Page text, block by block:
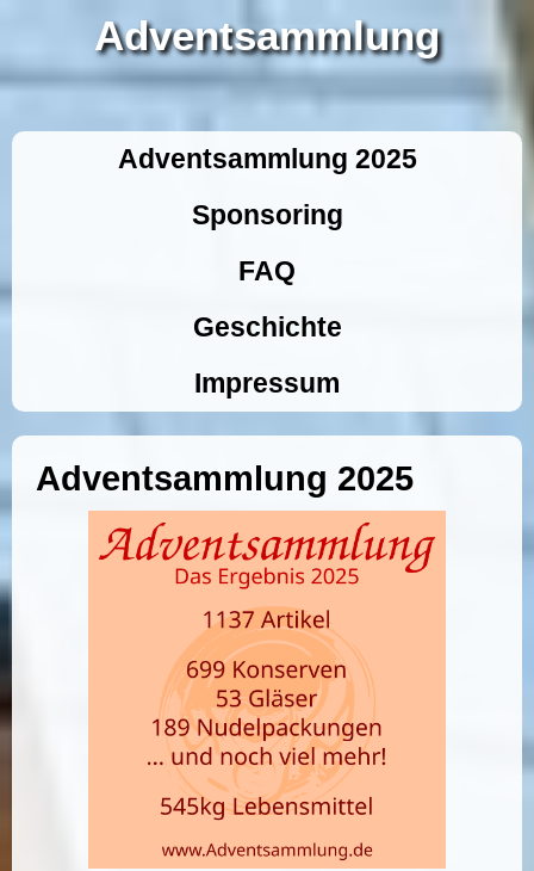
Adventsammlung
Adventsammlung 2025
Sponsoring
FAQ
Geschichte
Impressum
Adventsammlung 2025